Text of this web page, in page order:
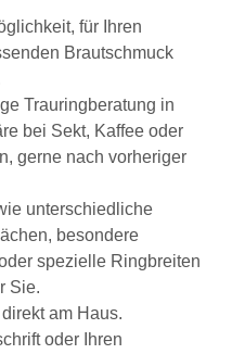
für Ihren
Brautschmuck
Trauringberatung in
bei Sekt, Kaffee oder
gerne nach vorheriger
unterschiedliche
besondere
spezielle Ringbreiten
Sie.
am Haus.
oder Ihren